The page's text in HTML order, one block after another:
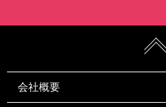
会社概要